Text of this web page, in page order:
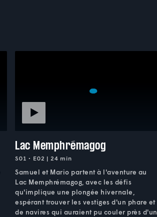
Lac Memphrémagog
S01 • E02 | 24 min
Samuel et Mario partent à l'aventure au
Lac Memphrémagog, avec les défis
qu'implique une plongée hivernale,
espérant trouver les vestiges d'un phare et
de navires qui auraient pu couler près d'un